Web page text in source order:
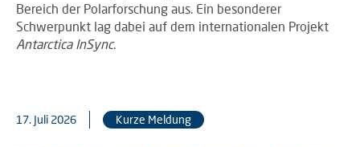
Bereich der Polarforschung aus. Ein besonderer
Schwerpunkt lag dabei auf dem internationalen Projekt
Antarctica InSync.
17. Juli 2026 Kurze Meldung